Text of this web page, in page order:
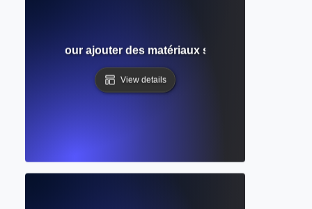
complet pour ajouter des matériaux supplémentaires
View details